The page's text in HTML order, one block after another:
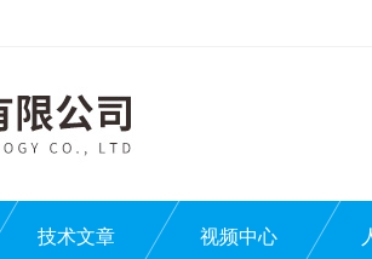
技术文章 视频中心